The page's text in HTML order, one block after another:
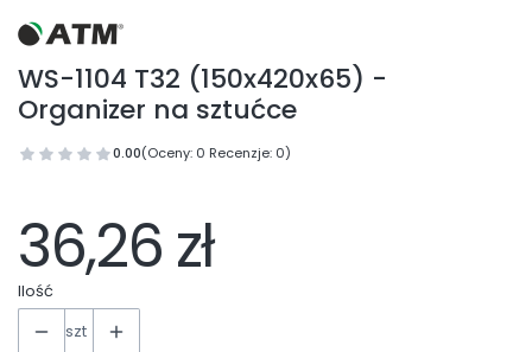
WS-1104 T32 (150x420x65) -
Organizer na sztućce
0.00(Oceny: 0 Recenzje: 0)
36,26 zł
Ilość
szt